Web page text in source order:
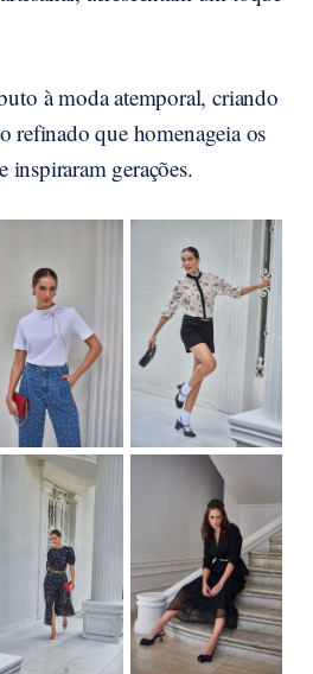
à moda atemporal, criando
refinado que homenageia os
inspiraram gerações.